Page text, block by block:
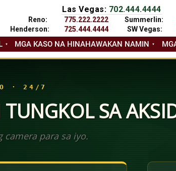
Las Vegas: 702.444.4444
Reno:
775.222.2222
Henderson:
725.444.4444
Summerlin:
SW Vegas:
MGA KASO NA HINAHAWAKAN NAMIN
· 24/7
SA
camera para sa iyo.